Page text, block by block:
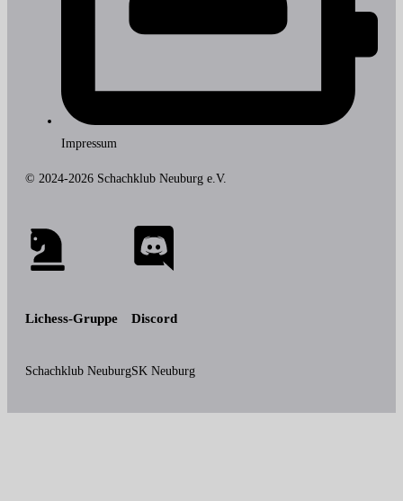
Impressum
© 2024-2026 Schachklub Neuburg e.V.
Lichess-Gruppe
Schachklub Neuburg
Discord
SK Neuburg